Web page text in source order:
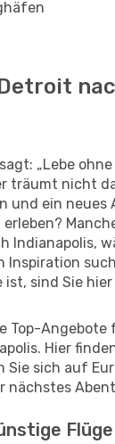
„Lebe
träumt nicht
und ein neues
Indianapolis,
ist, sind Sie
Top-Angebote
Hier
Sie sich auf
nächstes
Flüge